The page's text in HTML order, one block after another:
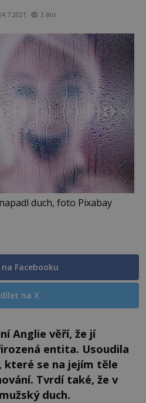
3.6tis
duch, foto Pixabay
Facebooku
na X
Anglie věří, že jí
entita. Usoudila
které se na jejím těle
Tvrdí také, že v
duch.